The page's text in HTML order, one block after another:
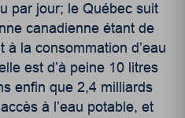
par jour; le Québec suit
canadienne étant de
à la consommation d’eau
est d’à peine 10 litres
enfin que 2,4 milliards
à l’eau potable, et